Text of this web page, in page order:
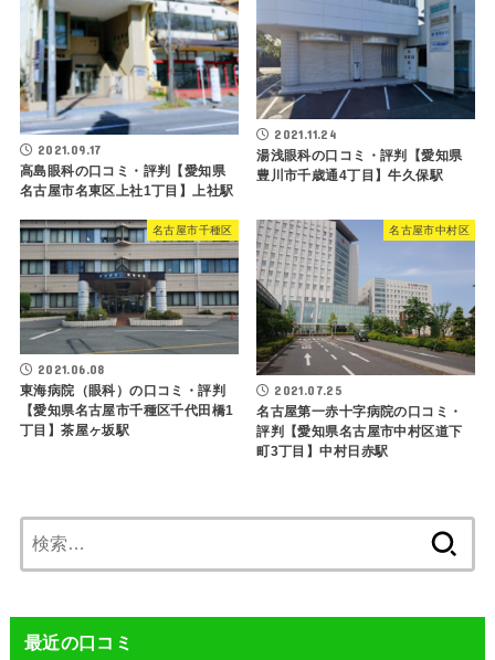
2021.09.17
高島眼科の口コミ・評判【愛知県
名古屋市名東区上社1丁目】上社駅
2021.11.24
湯浅眼科の口コミ・評判【愛知県
豊川市千歳通4丁目】牛久保駅
名古屋市千種区
2021.06.08
東海病院（眼科）の口コミ・評判
【愛知県名古屋市千種区千代田橋1
丁目】茶屋ヶ坂駅
名古屋市中村区
2021.07.25
名古屋第一赤十字病院の口コミ・
評判【愛知県名古屋市中村区道下
町3丁目】中村日赤駅
索:
最近の口コミ